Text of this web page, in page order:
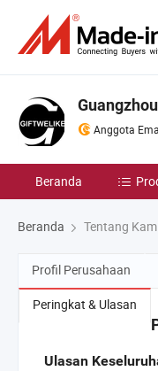
Anggota
Beranda
Beranda Tentang
Profil Perusahaan
Peringkat & Ulasan
Ulasan